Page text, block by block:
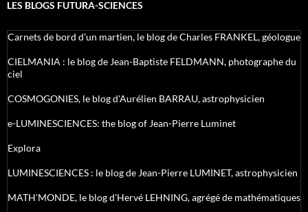
LES BLOGS FUTURA-SCIENCES
Carnets de bord d’un martien, le blog de Charles FRANKEL, géologue
CIELMANIA : le blog de Jean-Baptiste FELDMANN, photographe du
ciel
COSMOGONIES, le blog d'Aurélien BARRAU, astrophysicien
e-LUMINESCIENCES: the blog of Jean-Pierre Luminet
Explora
LUMINESCIENCES : le blog de Jean-Pierre LUMINET, astrophysicien
MATH'MONDE, le blog d'Hervé LEHNING, agrégé de mathématiques